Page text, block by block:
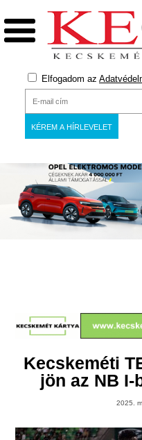
Elfogadom az
Kecskeméti
jön az NB I-
2025.